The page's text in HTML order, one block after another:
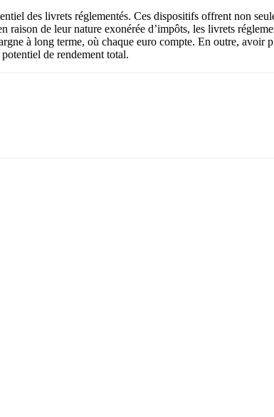
des livrets réglementés. Ces dispositifs offrent non
de leur nature exonérée d’impôts, les livrets
à long terme, où chaque euro compte. En outre,
de rendement total.